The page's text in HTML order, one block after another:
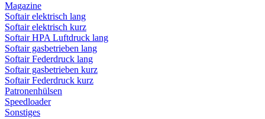
Magazine
Softair elektrisch lang
Softair elektrisch kurz
Softair HPA Luftdruck lang
Softair gasbetrieben lang
Softair Federdruck lang
Softair gasbetrieben kurz
Softair Federdruck kurz
Patronenhülsen
Speedloader
Sonstiges